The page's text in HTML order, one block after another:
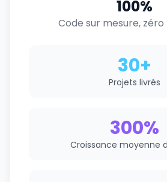
100%
Code sur mesure,
30+
Projets livrés
300%
Croissance moyenne